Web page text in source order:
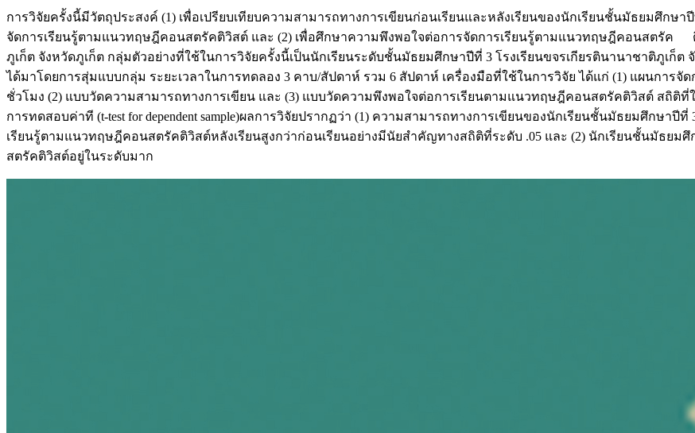
การวิจัยครั้งนี้มีวัตถุประสงค์ (1) เพื่อเปรียบเทียบความสามารถทางการเขียนก่อนเรียนและหลังเรียนของนักเรียนชั้นมัธยมศึกษา
จัดการเรียนรู้ตามแนวทฤษฎีคอนสตรัคติวิสต์ และ (2) เพื่อศึกษาความพึงพอใจต่อการจัดการเรียนรู้ตามแนวทฤษฎีคอนสตรัค
ภูเก็ต จังหวัดภูเก็ต กลุ่มตัวอย่างที่ใช้ในการวิจัยครั้งนี้เป็นนักเรียนระดับชั้นมัธยมศึกษาปีที่ 3 โรงเรียนขจรเกียรตินานาชาติภูเก็ต
ได้มาโดยการสุ่มแบบกลุ่ม ระยะเวลาในการทดลอง 3 คาบ/สัปดาห์ รวม 6 สัปดาห์ เครื่องมือที่ใช้ในการวิจัย ได้แก่ (1) แผนการ
ชั่วโมง (2) แบบวัดความสามารถทางการเขียน และ (3) แบบวัดความพึงพอใจต่อการเรียนตามแนวทฤษฎีคอนสตรัคติวิสต์ สถิติที่
การทดสอบค่าที (t-test for dependent sample)ผลการวิจัยปรากฏว่า (1) ความสามารถทางการเขียนของนักเรียนชั้นมัธยมศึกษาปี
เรียนรู้ตามแนวทฤษฎีคอนสตรัคติวิสต์หลังเรียนสูงกว่าก่อนเรียนอย่างมีนัยสำคัญทางสถิติที่ระดับ .05 และ (2) นักเรียนชั้นมัธย
สตรัคติวิสต์อยู่ในระดับมาก